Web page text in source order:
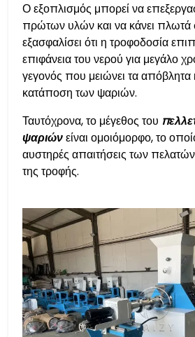
Ο εξοπλισμός μπορεί να
πρώτων υλών και να κάνει πλωτά
εξασφαλίσει ότι η τροφοδοσία
επιφάνεια του νερού για μεγάλο
γεγονός που μειώνει τα απόβλητα
κατάποση των ψαριών.
Ταυτόχρονα, το μέγεθος του
ψαριώνείναι ομοιόμορφο, το
αυστηρές απαιτήσεις των
της τροφής.